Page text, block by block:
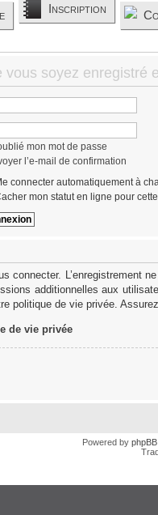
Inscription
vous soyez
mon mot de passe
l’e-mail de confirmation
connecter automatiquement à
mon statut en ligne pour
connecter. L’enregistrement
additionnelles aux
politique de vie privée.
de vie privée
Powered by phpBB